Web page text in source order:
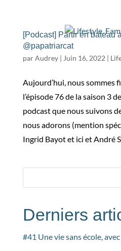
[Podcast] Partir en bateau
@papatriarcat
parAudrey| Juin 16, 2022 |
Aujourd’hui, nous sommes
l’épisode 76 de la saison 3
podcast que nous suivons
nous adorons (mention
Ingrid Bayot et ici et André
Derniers
#41 Une vie sans école,